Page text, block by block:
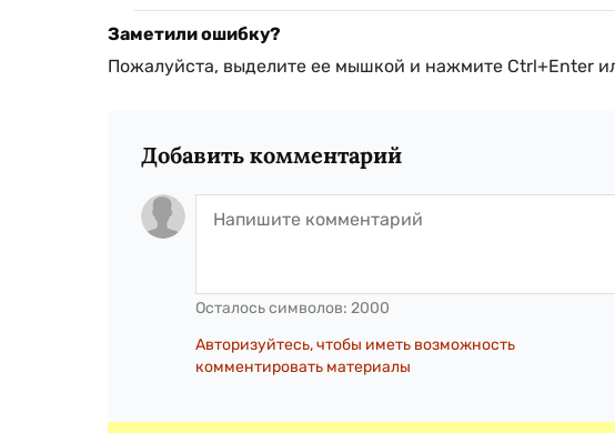
Заметили ошибку?
Пожалуйста, выделите ее мышкой и нажмите Ctrl+Enter
Добавить комментарий
Осталось символов: 2000
Авторизуйтесь, чтобы иметь возможность
комментировать материалы